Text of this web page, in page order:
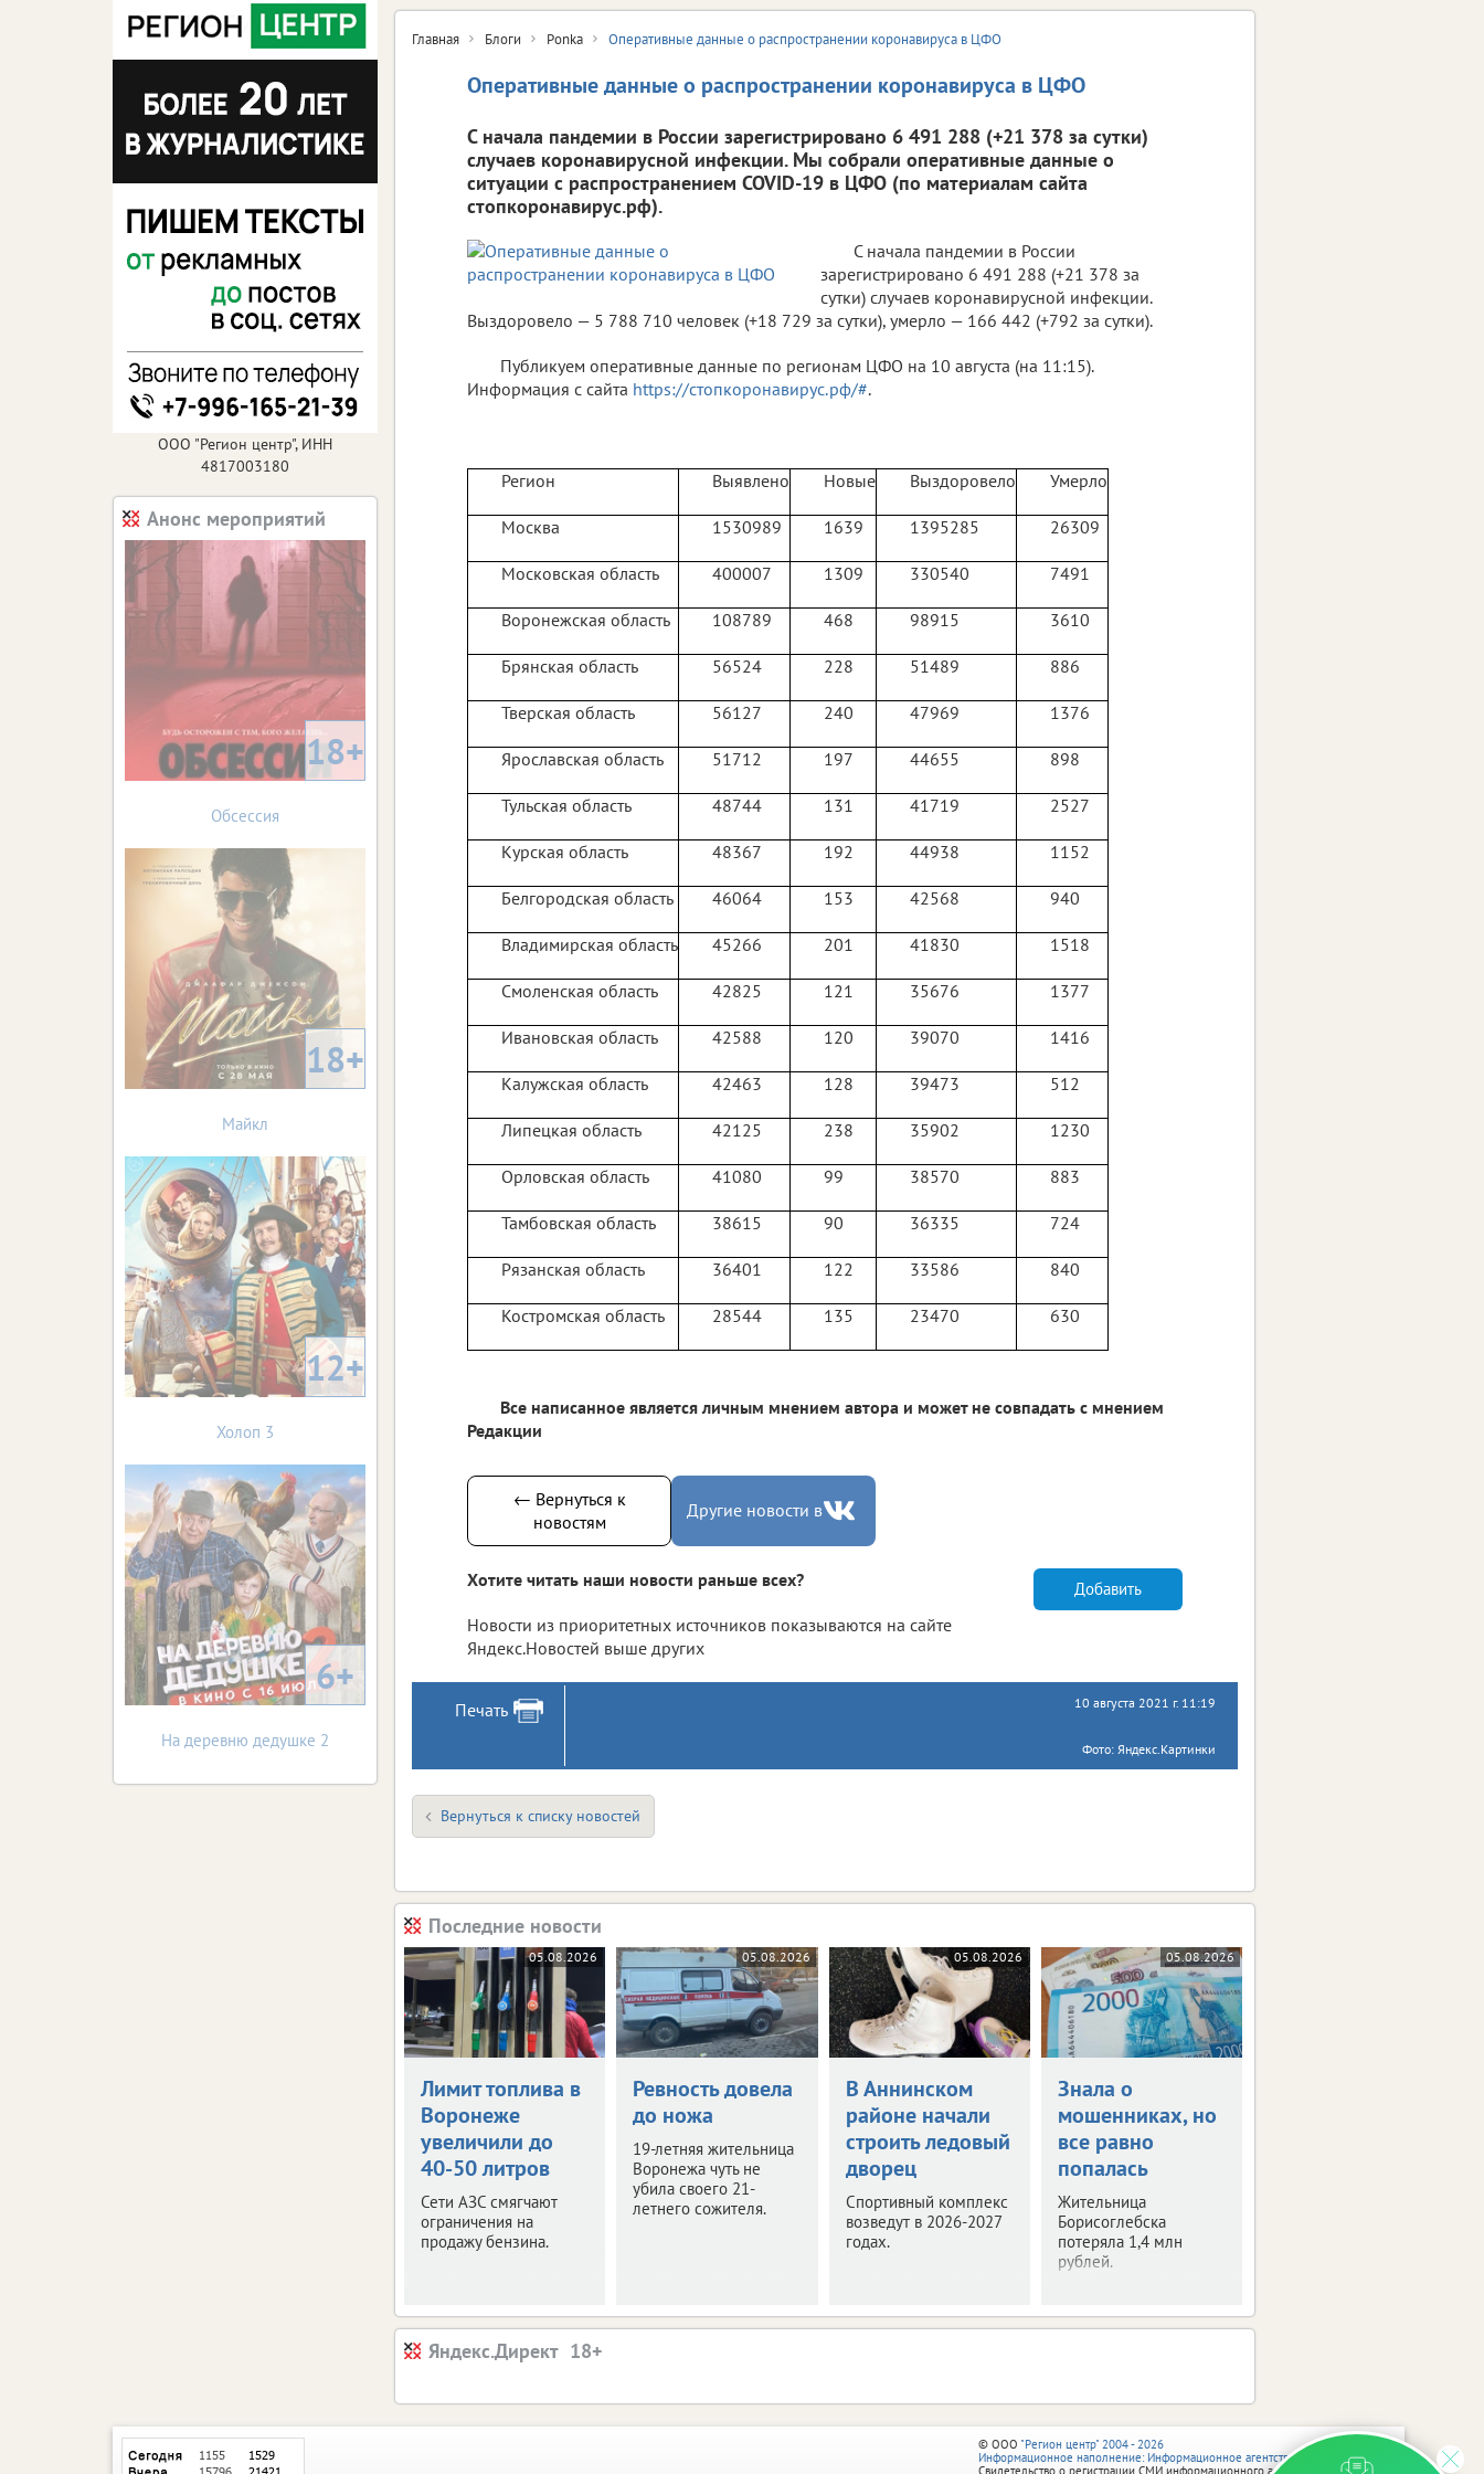
Главная Блоги Ponka Оперативные данные о распространении коронавируса в ЦФО
Оперативные данные о распространении коронавируса в ЦФО
С начала пандемии в России зарегистрировано 6 491 288 (+21 378 за сутки)
случаев коронавирусной инфекции. Мы собрали оперативные данные о
ситуации с распространением COVID-19 в ЦФО (по материалам сайта
стопкоронавирус.рф).
С начала пандемии в России
зарегистрировано 6 491 288 (+21 378 за
сутки) случаев коронавирусной инфекции.
Выздоровело — 5 788 710 человек (+18 729 за сутки), умерло — 166 442 (+792 за сутки).
Публикуем оперативные данные по регионам ЦФО на 10 августа (на 11:15).
Информация с сайта https://стопкоронавирус.рф/#.
Регион Выявлено Новые Выздоровело Умерло
Москва 1530989 1639 1395285 26309
Московская область 400007 1309 330540 7491
Воронежская область 108789 468 98915 3610
Брянская область 56524 228 51489 886
Тверская область 56127 240 47969 1376
Ярославская область 51712 197 44655 898
Тульская область 48744 131 41719 2527
Курская область 48367 192 44938 1152
Белгородская область 46064 153 42568 940
Владимирская область 45266 201 41830 1518
Смоленская область 42825 121 35676 1377
Ивановская область 42588 120 39070 1416
Калужская область 42463 128 39473 512
Липецкая область 42125 238 35902 1230
Орловская область 41080 99 38570 883
Тамбовская область 38615 90 36335 724
Рязанская область 36401 122 33586 840
Костромская область 28544 135 23470 630
Все написанное является личным мнением автора и может не совпадать с мнением
Редакции
← Вернуться к
новостям
Другие новости в
Хотите читать наши новости раньше всех?
Новости из приоритетных источников показываются на сайте
Яндекс.Новостей выше других
Добавить
Печать 10 августа 2021 г. 11:19
Фото: Яндекс.Картинки
Вернуться к списку новостей
Последние новости
05.08.2026
Лимит топлива в
Воронеже
увеличили до
40-50 литров
Сети АЗС смягчают
ограничения на
продажу бензина.
05.08.2026
Ревность довела
до ножа
19-летняя жительница
Воронежа чуть не
убила своего 21-
летнего сожителя.
05.08.2026
В Аннинском
районе начали
строить ледовый
дворец
Спортивный комплекс
возведут в 2026-2027
годах.
05.08.2026
Знала о
мошенниках, но
все равно
попалась
Жительница
Борисоглебска
потеряла 1,4 млн
рублей.
Яндекс.Директ
ООО "Регион центр", ИНН
4817003180
Анонс мероприятий
18+
Обсессия
18+
Майкл
12+
Холоп 3
6+
На деревню дедушке 2
© ООО "Регион центр" 2004 - 2026
Информационное наполнение: Информационное агентство vRossii.ru
Свидетельство о регистрации СМИ информационного агентства vRossii.ru